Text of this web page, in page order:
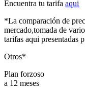
Encuentra tu tarifa aqui
*La comparación de
mercado,tomada de
tarifas aqui presentadas
Otros*
Plan forzoso
a 12 meses